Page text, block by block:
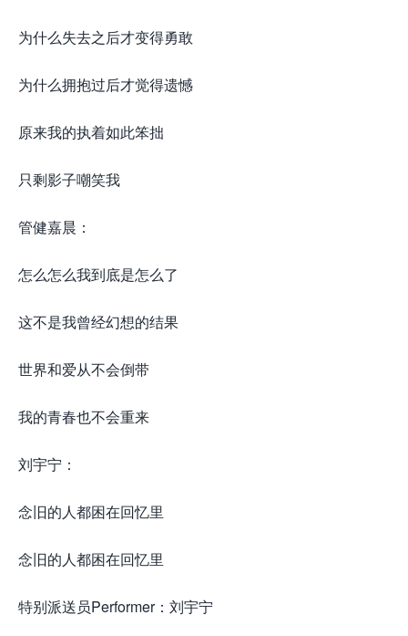
为什么失去之后才变得勇敢
为什么拥抱过后才觉得遗憾
原来我的执着如此笨拙
只剩影子嘲笑我
管健嘉晨：
怎么怎么我到底是怎么了
这不是我曾经幻想的结果
世界和爱从不会倒带
我的青春也不会重来
刘宇宁：
念旧的人都困在回忆里
念旧的人都困在回忆里
特别派送员Performer：刘宇宁